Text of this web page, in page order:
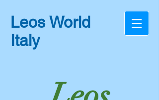
Leos World
Italy